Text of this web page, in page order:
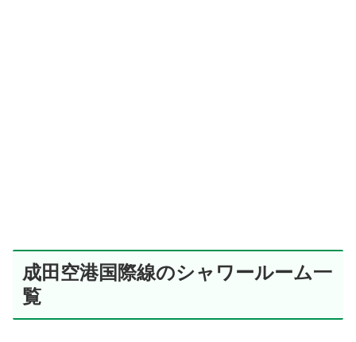
成田空港国際線のシャワールーム一
覧